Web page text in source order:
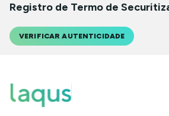
Registro de Termo de
VERIFICAR AUTENTICIDADE